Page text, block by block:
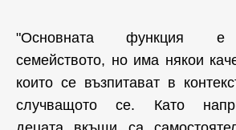
"Основната функция
семейството, но има някои
които се възпитават в
случващото се. Като